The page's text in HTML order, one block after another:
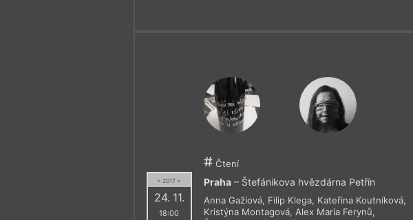
= 2017 =
24. 11.
18:00
Čtení
Praha – Štefánikova hvězdárna Petřín
Anna Gažiová, Filip Klega, Kateřina Koutníková,
Kristýna Montagová, Alex Maria Ferynů,